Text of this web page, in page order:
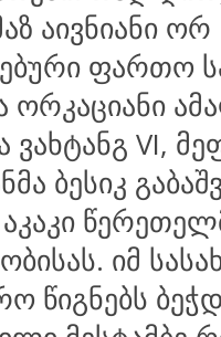
აივნიანი ორ
ფართო
ორკაციანი
ვახტანგ VI,
ბესიკ
იმ
წიგნებს